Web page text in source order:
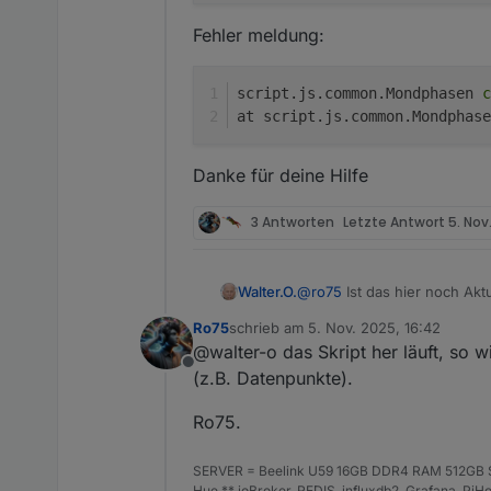
Fehler meldung:
script.js.common.Mondphasen
at
Danke für deine Hilfe
3 Antworten Letzte Antwort 5.
Walter.O.@ro75 Ist das hier noch
Ich kann diesen Alias so
Ich kenne mich mit dem
0_userdata.0.Wetter. habe
Das Kopierte und
Offline
Ro75schrieb am 5. Nov. 2025, 16:42
zuletzt editiert von
@walter-o das Skript her läuft, so
(z.B. Datenpunkte).
Ro75.
SERVER = Beelink U59 16GB DDR4 RAM